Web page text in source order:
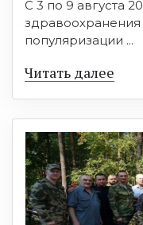
С 3 по 9 августа
популяризации ...
Читать далее